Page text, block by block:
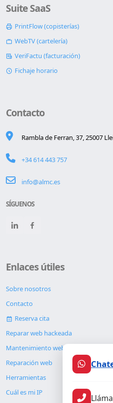
Suite SaaS
PrintFlow (copisterías)
WebTV (cartelería)
VeriFactu (facturación)
Fichaje horario
Contacto
Rambla de Ferran, 37, 25007
+34 614 443 757
info@almc.es
SÍGUENOS
Enlaces útiles
Sobre nosotros
Contacto
Reserva cita
Reparar web hackeada
Mantenimiento web
Reparación web
Herramientas
Cuál es mi IP